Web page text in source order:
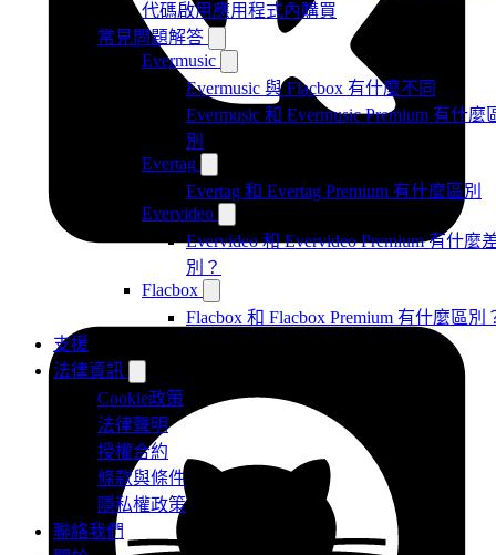
代碼啟用應用程式內購買
常見問題解答
Evermusic
Evermusic 與 Flacbox 有什麼不同
Evermusic 和 Evermusic Premium 有什麼
別
Evertag
Evertag 和 Evertag Premium 有什麼區別
Evervideo
Evervideo 和 Evervideo Premium 有什麼
別？
Flacbox
Flacbox 和 Flacbox Premium 有什麼區別
支援
法律資訊
Cookie政策
法律聲明
授權合約
條款與條件
隱私權政策
聯絡我們